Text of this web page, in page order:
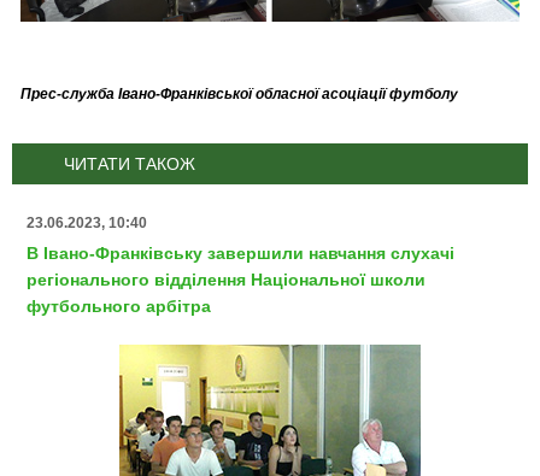
Прес-служба Івано-Франківської обласної асоціації футболу
ЧИТАТИ ТАКОЖ
23.06.2023, 10:40
В Івано-Франківську завершили навчання слухачі
регіонального відділення Національної школи
футбольного арбітра